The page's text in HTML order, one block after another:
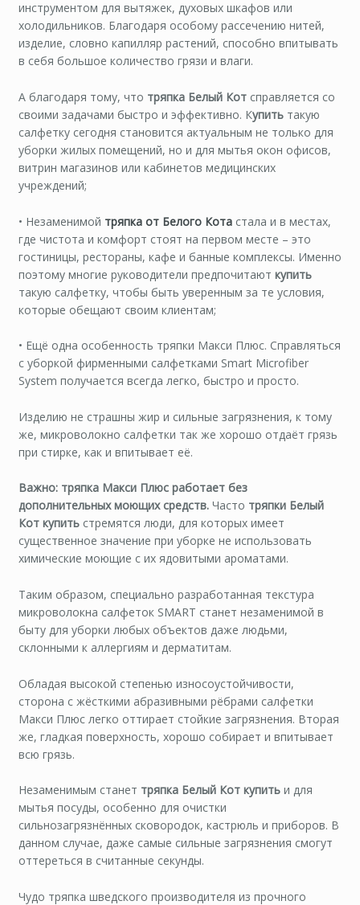
инструментом для вытяжек, духовых шкафов или
холодильников. Благодаря особому рассечению нитей,
изделие, словно капилляр растений, способно впитывать
в себя большое количество грязи и влаги.
А благодаря тому, что тряпка Белый Котсправляется со
своими задачами быстро и эффективно. Купить такую
салфетку сегодня становится актуальным не только для
уборки жилых помещений, но и для мытья окон офисов,
витрин магазинов или кабинетов медицинских
учреждений;
• Незаменимой тряпка от Белого Котастала и в местах,
где чистота и комфорт стоят на первом месте – это
гостиницы, рестораны, кафе и банные комплексы. Именно
поэтому многие руководители предпочитают купить
такую салфетку, чтобы быть уверенным за те условия,
которые обещают своим клиентам;
• Ещё одна особенность тряпки Макси Плюс. Справляться
с уборкой фирменными салфетками Smart Microfiber
System получается всегда легко, быстро и просто.
Изделию не страшны жир и сильные загрязнения, к тому
же, микроволокно салфетки так же хорошо отдаёт грязь
при стирке, как и впитывает её.
Важно: тряпка Макси Плюс работает без
дополнительных моющих средств. Часто тряпки Белый
Кот купитьстремятся люди, для которых имеет
существенное значение при уборке не использовать
химические моющие с их ядовитыми ароматами.
Таким образом, специально разработанная текстура
микроволокна салфеток SMART станет незаменимой в
быту для уборки любых объектов даже людьми,
склонными к аллергиям и дерматитам.
Обладая высокой степенью износоустойчивости,
сторона с жёсткими абразивными рёбрами салфетки
Макси Плюс легко оттирает стойкие загрязнения. Вторая
же, гладкая поверхность, хорошо собирает и впитывает
всю грязь.
Незаменимым станет тряпка Белый Кот купитьи для
мытья посуды, особенно для очистки
сильнозагрязнённых сковородок, кастрюль и приборов. В
данном случае, даже самые сильные загрязнения смогут
оттереться в считанные секунды.
Чудо тряпка шведского производителя из прочного